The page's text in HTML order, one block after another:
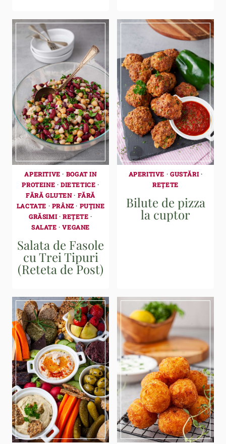
APERITIVE · BOGAT IN
PROTEINE · DIETETICE ·
FĂRĂ GLUTEN· FĂRĂ
LACTATE · PRÂNZ· PUȚINE
GRĂSIMI·REȚETE ·
SALATE ·VEGANE
Salata de Fasole
cu Trei Tipuri
(Reteta de Post)
APERITIVE · GUSTĂRI·
REȚETE
Bilute de pizza
la cuptor